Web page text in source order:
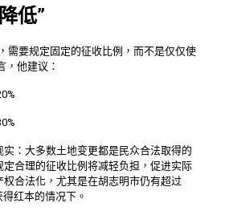
低”
需要规定固定的征收比例，而不是仅仅使
，他建议：
：大多数土地变更都是民众合法取得的
定合理的征收比例将减轻负担，促进实际
合法化，尤其是在胡志明市仍有超过
红本的情况下。